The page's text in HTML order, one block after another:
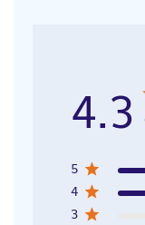
4.3
5
4
3